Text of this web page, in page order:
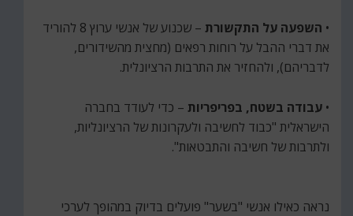
• השפעה על התקשורת
– שכנוע של אנשי ערוץ 8 להוריד
את דברי ההבל על רוחות רפאים (מחצית מהשידורים,
לדבריהם), ולהחזיר את התרבות הרציונלית.
• עבודה בשטח, בפריפריות – כדי לעודד בחברה
הישראלית "כבוד לחשיבה ולעקרונות של הרציונליות,
ולתרבות של חשיבה והתבטאות".
נראה כאילו אנשי "בשער" פועלים בדיוק במהופך לערכי